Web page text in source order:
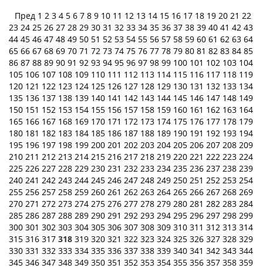
Пред 1 2 3 4 5 6 7 8 9 10 11 12 13 14 15 16 17 18 19 20 21 22
23 24 25 26 27 28 29 30 31 32 33 34 35 36 37 38 39 40 41 42 43
44 45 46 47 48 49 50 51 52 53 54 55 56 57 58 59 60 61 62 63 64
65 66 67 68 69 70 71 72 73 74 75 76 77 78 79 80 81 82 83 84 85
86 87 88 89 90 91 92 93 94 95 96 97 98 99 100 101 102 103 104
105 106 107 108 109 110 111 112 113 114 115 116 117 118 119
120 121 122 123 124 125 126 127 128 129 130 131 132 133 134
135 136 137 138 139 140 141 142 143 144 145 146 147 148 149
150 151 152 153 154 155 156 157 158 159 160 161 162 163 164
165 166 167 168 169 170 171 172 173 174 175 176 177 178 179
180 181 182 183 184 185 186 187 188 189 190 191 192 193 194
195 196 197 198 199 200 201 202 203 204 205 206 207 208 209
210 211 212 213 214 215 216 217 218 219 220 221 222 223 224
225 226 227 228 229 230 231 232 233 234 235 236 237 238 239
240 241 242 243 244 245 246 247 248 249 250 251 252 253 254
255 256 257 258 259 260 261 262 263 264 265 266 267 268 269
270 271 272 273 274 275 276 277 278 279 280 281 282 283 284
285 286 287 288 289 290 291 292 293 294 295 296 297 298 299
300 301 302 303 304 305 306 307 308 309 310 311 312 313 314
315 316 317 318 319 320 321 322 323 324 325 326 327 328 329
330 331 332 333 334 335 336 337 338 339 340 341 342 343 344
345 346 347 348 349 350 351 352 353 354 355 356 357 358 359